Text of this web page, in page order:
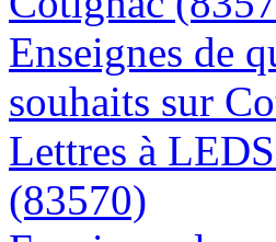
Enseignes de
souhaits sur
Lettres à
(83570)